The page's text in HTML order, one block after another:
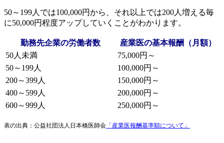
50～199人では100,000円から、それ以上では200人増える毎
に50,000円程度アップしていくことがわかります。
勤務先企業の労働者数
産業医の基本報酬（月額）
50人未満
75,000円～
50～199人
100,000円～
200～399人
150,000円～
400～599人
200,000円～
600～999人
250,000円～
表の出典：公益社団法人日本橋医師会 「産業医報酬基準額について」